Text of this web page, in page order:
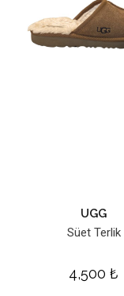
UGG
Süet Terlik
4,500₺